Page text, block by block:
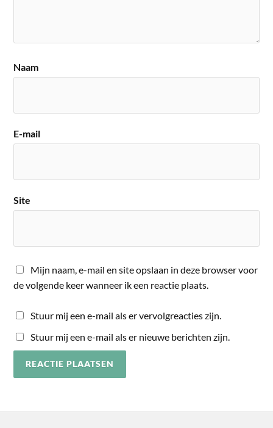
Naam
E-mail
Site
Mijn naam, e-mail en site opslaan in deze browser voor
de volgende keer wanneer ik een reactie plaats.
Stuur mij een e-mail als er vervolgreacties zijn.
Stuur mij een e-mail als er nieuwe berichten zijn.